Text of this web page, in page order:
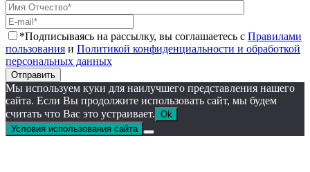
*Подписываясь на рассылку, вы соглашаетесь с Правилами
пользования и Политикой конфиденциальности и обработкой
персональных данных
Отправить
Мы используем куки для наилучшего представления нашего
сайта. Если Вы продолжите использовать сайт, мы будем
считать что Вас это устраивает. Ok
Условия использования сайта